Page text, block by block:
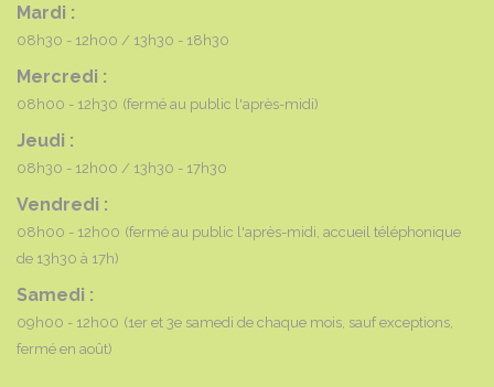
Mardi :
08h30 - 12h00 13h30 - 18h30
Mercredi :
08h00 - 12h30 (fermé au public l'après-midi)
Jeudi :
08h30 - 12h00 13h30 - 17h30
Vendredi :
08h00 - 12h00 (fermé au public l'après-midi, accueil téléphonique
de 13h30 à 17h)
Samedi :
09h00 - 12h00 (1er et 3e samedi de chaque mois, sauf exceptions,
fermé en août)